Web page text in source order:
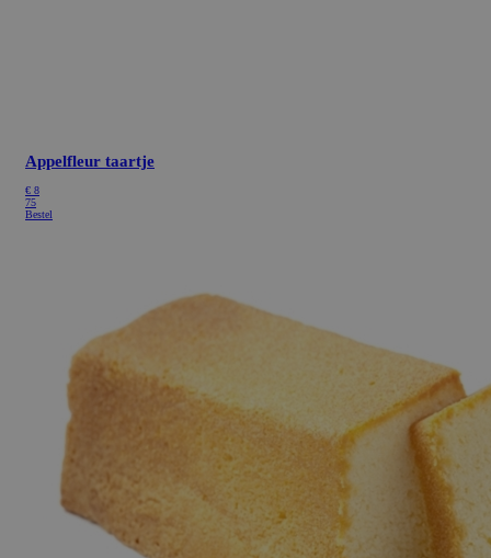
Appelfleur taartje
€ 8
75
Bestel